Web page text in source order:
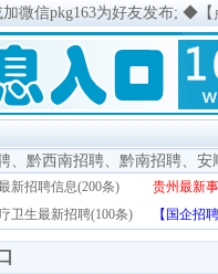
微信pkg163为好友发布; ◆
、 黔西南招聘、 黔南招聘、 安
新招聘信息(200条)
贵州最新
卫生最新招聘(100条) 【国企招聘